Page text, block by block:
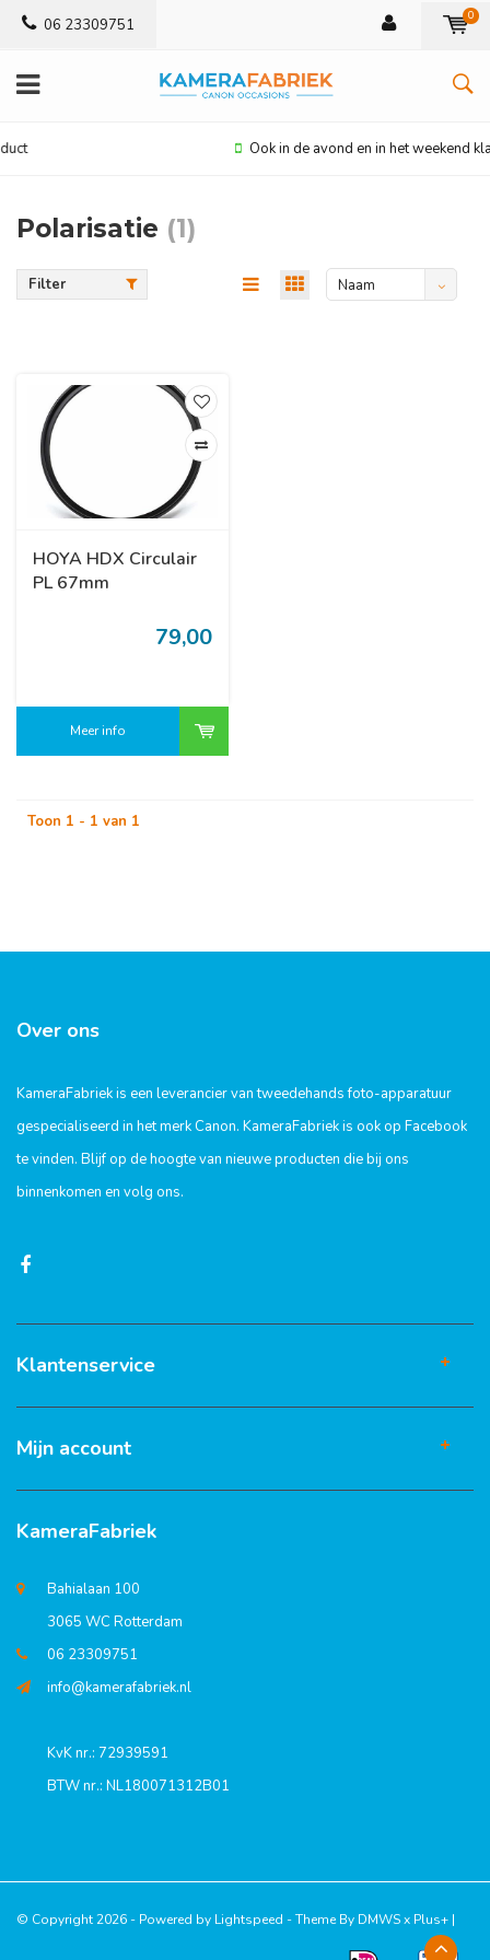
06 23309751 0
Ook in de avond en in het weekend klantenservice
Polarisatie (1)
Filter
Naam
HOYA HDX Circulair
PL 67mm
79,00
Meer info
Toon 1 - 1 van 1
Over ons
KameraFabriek is een leverancier van tweedehands foto-apparatuur
gespecialiseerd in het merk Canon. KameraFabriek is ook op Facebook
te vinden. Blijf op de hoogte van nieuwe producten die bij ons
binnenkomen en volg ons.
Klantenservice
Mijn account
KameraFabriek
Bahialaan 100
3065 WC Rotterdam
06 23309751
info@kamerafabriek.nl
KvK nr.: 72939591
BTW nr.: NL180071312B01
© Copyright 2026 - Powered by Lightspeed - Theme By DMWSx Plus+ |